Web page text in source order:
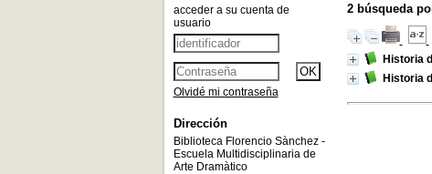
2búsqueda
Historia
Historia
acceder a su cuenta de
usuario
Olvidé mi contraseña
Dirección
Biblioteca Florencio Sànchez -
Escuela Multidisciplinaria de
Arte Dramàtico